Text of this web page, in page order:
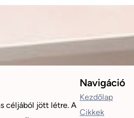
céljából jött létre. A
Navigáció
Kezdőlap
Cikkek